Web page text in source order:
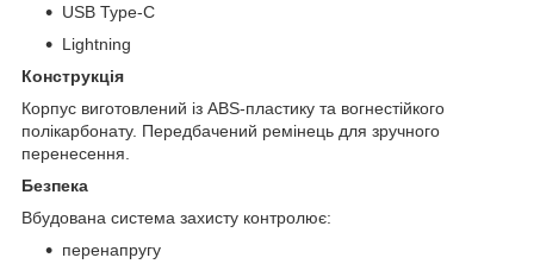
USB Type-C
Lightning
Конструкція
Корпус виготовлений із ABS-пластику та вогнестійкого
полікарбонату. Передбачений ремінець для зручного
перенесення.
Безпека
Вбудована система захисту контролює:
перенапругу